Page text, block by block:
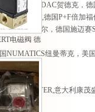
电磁阀 德
磁阀报价
，德国HYDAC贺德克，
德国P+F倍加
MURR穆尔，德国施迈
纽曼蒂克，美
大利UNIVER,意大利康茂